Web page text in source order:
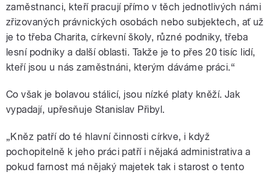
zaměstnanci, kteří pracují přímo v těch jednotlivých námi
zřizovaných právnických osobách nebo subjektech, ať už
je to třeba Charita, církevní školy, různé podniky, třeba
lesní podniky a další oblasti. Takže je to přes 20 tisíc lidí,
kteří jsou u nás zaměstnáni, kterým dáváme práci.“
Co však je bolavou stálicí, jsou nízké platy kněží. Jak
vypadají, upřesňuje Stanislav Přibyl.
„Kněz patří do té hlavní činnosti církve, i když
pochopitelně k jeho práci patří i nějaká administrativa a
pokud farnost má nějaký majetek tak i starost o tento